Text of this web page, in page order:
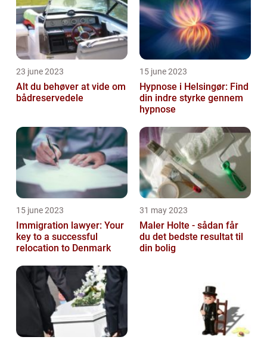
23 june 2023
Alt du behøver at vide om
bådreservedele
15 june 2023
Hypnose i Helsingør: Find
din indre styrke gennem
hypnose
15 june 2023
Immigration lawyer: Your
key to a successful
relocation to Denmark
31 may 2023
Maler Holte - sådan får
du det bedste resultat til
din bolig